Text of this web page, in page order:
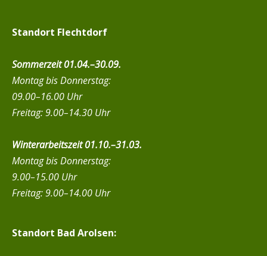
Standort Flechtdorf
Sommerzeit 01.04.–30.09.
Montag bis Donnerstag:
09.00–16.00 Uhr
Freitag: 9.00–14.30 Uhr
Winterarbeitszeit 01.10.–31.03.
Montag bis Donnerstag:
9.00–15.00 Uhr
Freitag: 9.00–14.00 Uhr
Standort Bad Arolsen: